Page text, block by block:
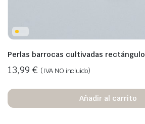
Perlas barrocas cultivadas rectángulo
13,99 € (IVA NO incluido)
Añadir al carrito